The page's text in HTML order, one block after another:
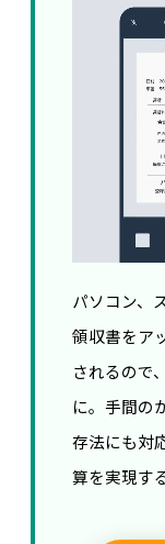
パソコン、
領収書をア
されるので
に。手間の
存法にも対
算を実現す